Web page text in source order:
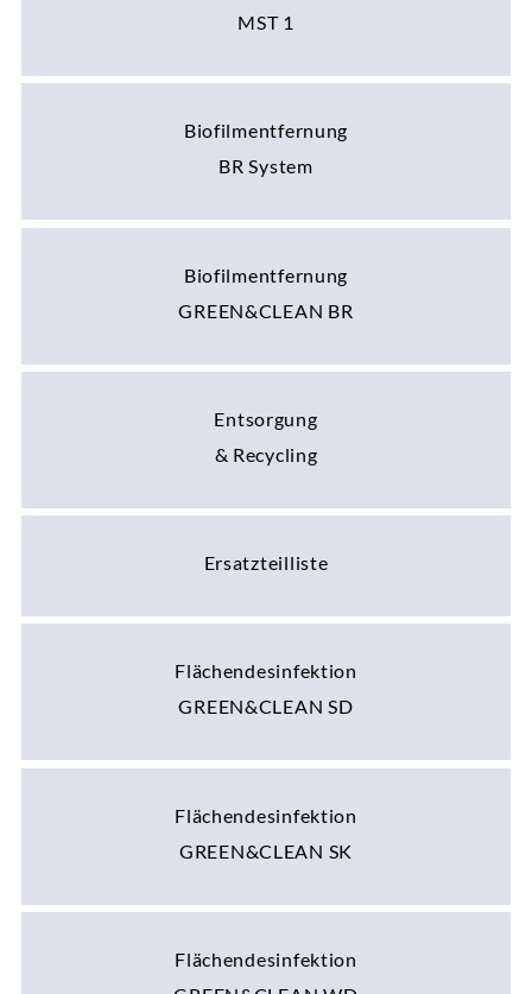
MST 1
Biofilmentfernung
BR System
Biofilmentfernung
GREEN&CLEAN BR
Entsorgung
& Recycling
Ersatzteilliste
Flächendesinfektion
GREEN&CLEAN SD
Flächendesinfektion
GREEN&CLEAN SK
Flächendesinfektion